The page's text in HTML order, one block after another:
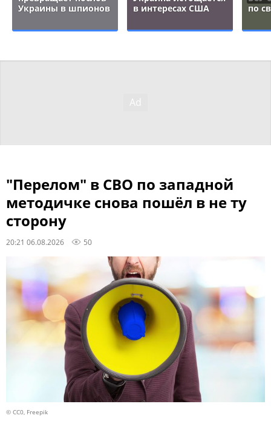
Украины в шпионов
в интересах США
по
"Перелом" в СВО по западной
методичке снова пошёл в не ту
сторону
20:21 06.08.2026 50
© CC0, Freepik